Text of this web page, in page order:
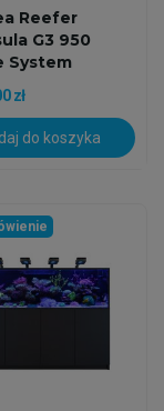
Reefer
G3 950
System
zł
do koszyka